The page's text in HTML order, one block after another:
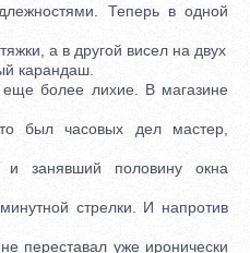
Теперь в одной
а в другой висел на двух
карандаш.
более лихие. В магазине
часовых дел мастер,
половину окна
стрелки. И напротив
переставал уже иронически